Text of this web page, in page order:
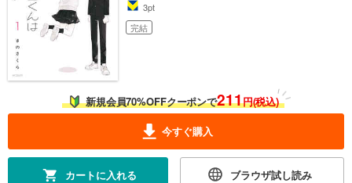
3pt
完結
新規会員70%OFFクーポンで211円(税込)
今すぐ購入
カートに入れる ブラウザ試し読み